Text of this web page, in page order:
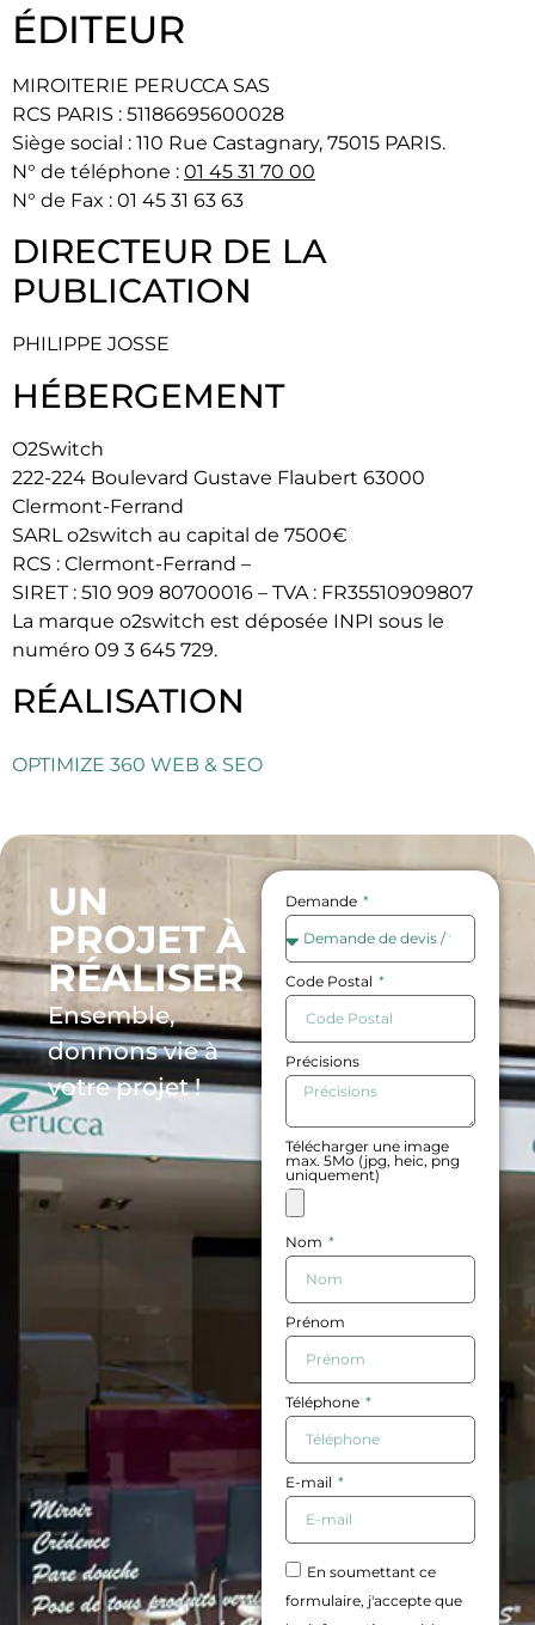
ÉDITEUR
MIROITERIE PERUCCA SAS
RCS PARIS : 51186695600028
Siège social : 110 Rue Castagnary, 75015 PARIS.
N° de téléphone : 01 45 31 70 00
N° de Fax : 01 45 31 63 63
DIRECTEUR DE LA
PUBLICATION
PHILIPPE JOSSE
HÉBERGEMENT
O2Switch
222-224 Boulevard Gustave Flaubert 63000
Clermont-Ferrand
SARL o2switch au capital de 7500€
RCS : Clermont-Ferrand –
SIRET : 510 909 80700016 – TVA : FR35510909807
La marque o2switch est déposée INPI sous le
numéro 09 3 645 729.
RÉALISATION
OPTIMIZE 360 WEB & SEO
UN
PROJET À
RÉALISER
Ensemble,
donnons vie à
votre projet !
Demande
Code Postal
Précisions
Télécharger une image
max. 5Mo (jpg, heic, png
uniquement)
Nom
Prénom
Téléphone
E-mail
En soumettant ce
formulaire, j'accepte que